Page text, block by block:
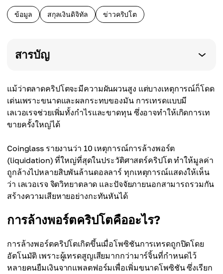
ข้อมูล สกุลเงินดิจิทัล ข่าวคริปโต
สารบัญ
แม้ว่าตลาดคริปโตจะมีความผันผวนสูง แต่บางเหตุการณ์ก็โดด
เด่นเพราะขนาดและผลกระทบของมัน การเทรดแบบมี
เลเวอเรจช่วยเพิ่มทั้งกำไรและขาดทุน ซึ่งอาจทำให้เกิดการเท
ขายครั้งใหญ่ได้
Coinglass รายงานว่า 10 เหตุการณ์การล้างพอร์ต
(liquidation) ที่ใหญ่ที่สุดในประวัติศาสตร์คริปโต ทำให้มูลค่า
ถูกล้างไปหลายสิบพันล้านดอลลาร์ ทุกเหตุการณ์แสดงให้เห็น
ว่า เลเวอเรจ จิตวิทยาตลาด และปัจจัยภายนอกสามารถรวมกัน
สร้างความเสียหายอย่างกะทันหันได้
การล้างพอร์ตคริปโตคืออะไร?
การล้างพอร์ตคริปโตเกิดขึ้นเมื่อโพซิชันการเทรดถูกปิดโดย
อัตโนมัติ เพราะผู้เทรดสูญเสียมากกว่ามาร์จิ้นที่กำหนดไว้
หลายคนยืมเงินจากแพลตฟอร์มเพื่อเพิ่มขนาดโพซิชัน ซึ่งเรียก